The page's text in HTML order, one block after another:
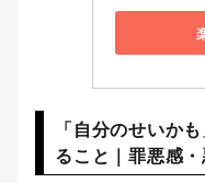
「自分のせいか
ること｜罪悪感